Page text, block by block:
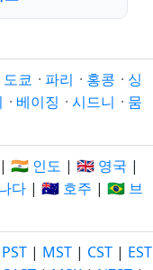
도쿄 · 파리 · 홍콩 · 싱
· 베이징 · 시드니 · 뭄
| 🇮🇳 인도 | 🇬🇧 영국 |
다 | 🇦🇺 호주 | 🇧🇷 브
PST | MST | CST | EST